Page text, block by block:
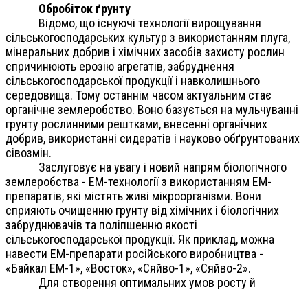
Обробіток ґрунту
Відомо, що існуючі технології вирощування
сільськогосподарських культур з використанням плуга,
мінеральних добрив і хімічних засобів захисту рослин
спричинюють ерозію агрегатів, забруднення
сільськогосподарської продукції і навколишнього
середовища. Тому останнім часом актуальним стає
органічне землеробство. Воно базується на мульчуванні
грунту рослинними рештками, внесенні органічних
добрив, використанні сидератів і науково обґрунтованих
сівозмін.
Заслуговує на увагу і новий напрям біологічного
землеробства - ЕМ-технології з використанням ЕМ-
препаратів, які містять живі мікроорганізми. Вони
сприяють очищенню грунту від хімічних і біологічних
забруднювачів та поліпшенню якості
сільськогосподарської продукції. Як приклад, можна
навести ЕМ-препарати російського виробництва -
«Байкал ЕМ-1», «Восток», «Сяйво-1», «Сяйво-2».
Для створення оптимальних умов росту й